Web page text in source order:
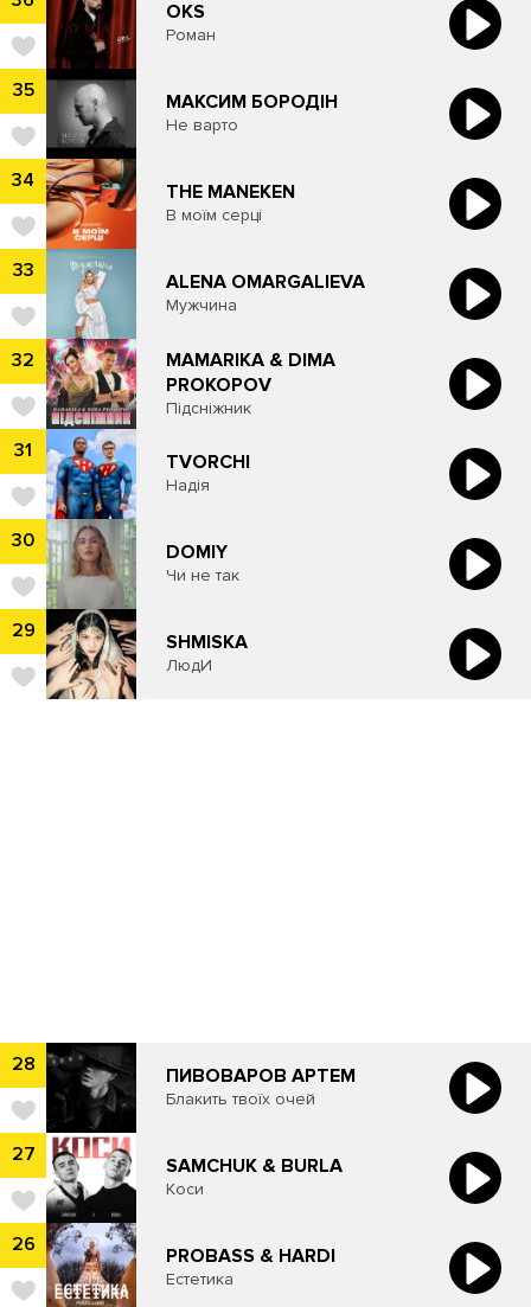
OKS
Роман
35 МАКСИМ БОРОДІН
Не варто
34 THE MANEKEN
В моїм серці
33 ALENA OMARGALIEVA
Мужчина
32
MAMARIKA & DIMA
PROKOPOV
Підсніжник
31 TVORCHI
Надія
30 ​DOMIY
Чи не так
29 SHMISKA
ЛюдИ
28 ПИВОВАРОВ АРТЕМ
Блакить твоїх очей
27 ​SAMCHUK & BURLA
Коси
26 PROBASS & HARDI
Естетика